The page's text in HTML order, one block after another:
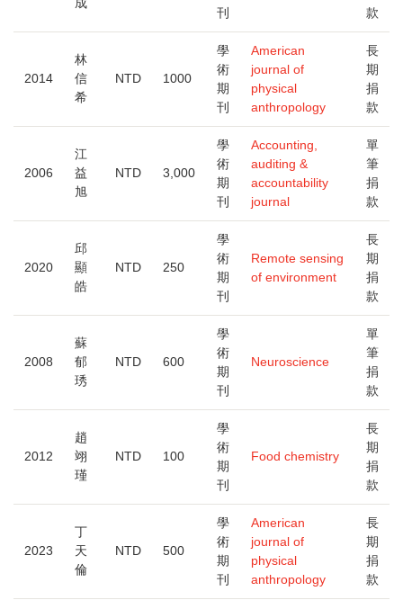
刊
款
2014
林
信
希
NTD 1000
學
術
期
刊
American
journal of
physical
anthropology
長
期
捐
款
2006
江
益
旭
NTD 3,000
學
術
期
刊
Accounting,
auditing &
accountability
journal
單
筆
捐
款
2020
邱
顯
皓
NTD 250
學
術
期
刊
Remote sensing
of environment
長
期
捐
款
2008
蘇
郁
琇
NTD 600
學
術
期
刊
Neuroscience
單
筆
捐
款
2012
趙
翊
瑾
NTD 100
學
術
期
刊
Food chemistry
長
期
捐
款
2023
丁
天
倫
NTD 500
學
術
期
刊
American
journal of
physical
anthropology
長
期
捐
款